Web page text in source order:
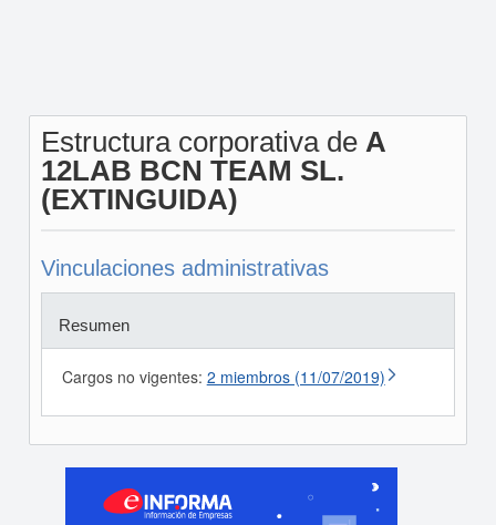
Estructura corporativa de A
12LAB BCN TEAM SL.
(EXTINGUIDA)
Vinculaciones administrativas
Resumen
Cargos no vigentes: 2 miembros (11/07/2019)